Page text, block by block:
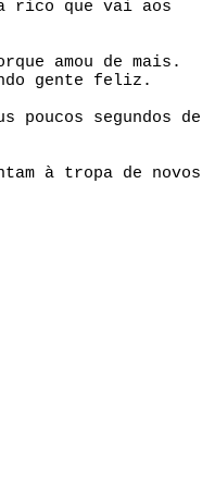
rico que vai aos
amou de mais.
gente feliz.
segundos de
à tropa de novos